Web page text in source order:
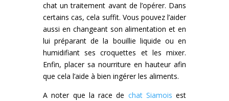
chat un traitement avant de l’opérer. Dans
certains cas, cela suffit. Vous pouvez l’aider
aussi en changeant son alimentation et en
lui préparant de la bouillie liquide ou en
humidifiant ses croquettes et les mixer.
Enfin, placer sa nourriture en hauteur afin
que cela l’aide à bien ingérer les aliments.
A noter que la race de chat Siamois est